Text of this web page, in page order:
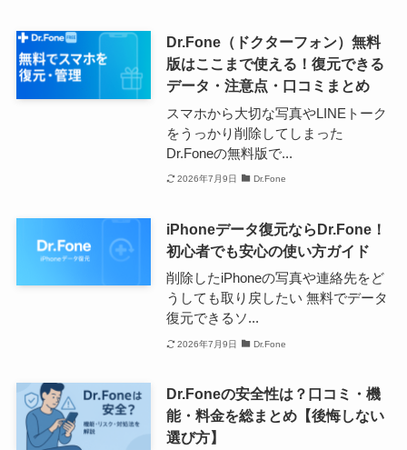
Dr.Fone（ドクターフォン）無料
版はここまで使える！復元できる
データ・注意点・口コミまとめ
スマホから大切な写真やLINEトーク
をうっかり削除してしまった
Dr.Foneの無料版で...
2026年7月9日 Dr.Fone
iPhoneデータ復元ならDr.Fone！
初心者でも安心の使い方ガイド
削除したiPhoneの写真や連絡先をど
うしても取り戻したい 無料でデータ
復元できるソ...
2026年7月9日 Dr.Fone
Dr.Foneの安全性は？口コミ・機
能・料金を総まとめ【後悔しない
選び方】